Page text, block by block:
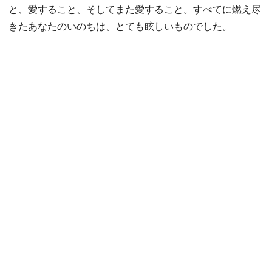
と、愛すること、そしてまた愛すること。すべてに燃え尽
きたあなたのいのちは、とても眩しいものでした。